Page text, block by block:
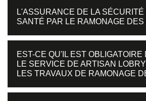
L'ASSURANCE DE LA SÉCURITÉ
SANTÉ PAR LE RAMONAGE
EST-CE QU'IL EST OBLIGATOIRE
LE SERVICE DE ARTISAN
LES TRAVAUX DE RAMONAGE